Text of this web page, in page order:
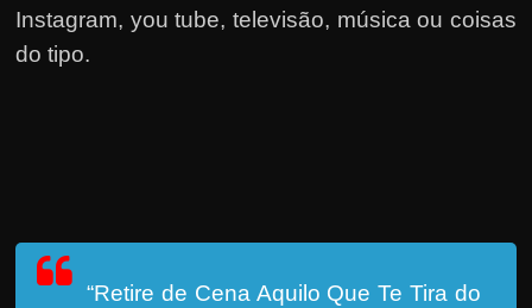
Instagram, you tube, televisão, música ou coisas
do tipo.
“Retire de Cena Aquilo Que Te Tira do